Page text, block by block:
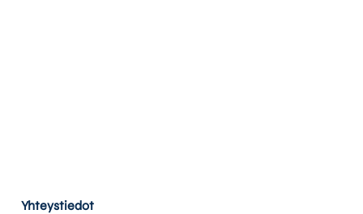
Yhteystiedot